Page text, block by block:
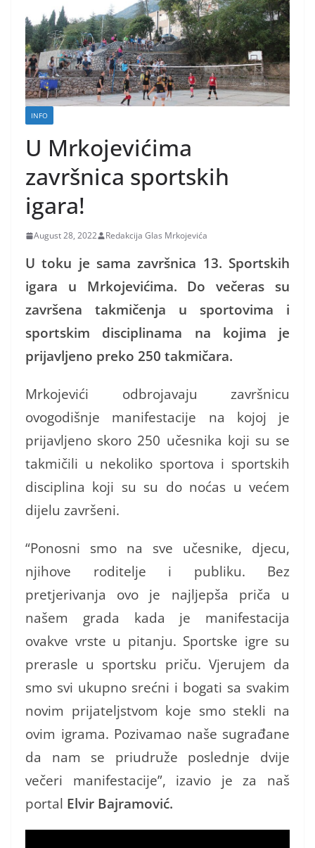
INFO
U Mrkojevićima
završnica sportskih
igara!
August 28, 2022 Redakcija Glas Mrkojevića
U toku je sama završnica 13. Sportskih
igara u Mrkojevićima. Do večeras su
završena takmičenja u sportovima i
sportskim disciplinama na kojima je
prijavljeno preko 250 takmičara.
Mrkojevići odbrojavaju završnicu
ovogodišnje manifestacije na kojoj je
prijavljeno skoro 250 učesnika koji su se
takmičili u nekoliko sportova i sportskih
disciplina koji su su do noćas u većem
dijelu završeni.
“Ponosni smo na sve učesnike, djecu,
njihove roditelje i publiku. Bez
pretjerivanja ovo je najljepša priča u
našem grada kada je manifestacija
ovakve vrste u pitanju. Sportske igre su
prerasle u sportsku priču. Vjerujem da
smo svi ukupno srećni i bogati sa svakim
novim prijateljstvom koje smo stekli na
ovim igrama. Pozivamao naše sugrađane
da nam se priudruže poslednje dvije
večeri manifestacije”, izavio je za naš
portal Elvir Bajramović.